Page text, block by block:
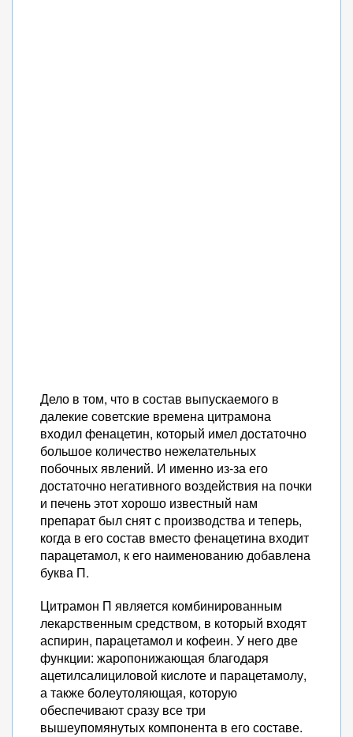
Дело в том, что в состав выпускаемого в
далекие советские времена цитрамона
входил фенацетин, который имел достаточно
большое количество нежелательных
побочных явлений. И именно из-за его
достаточно негативного воздействия на почки
и печень этот хорошо известный нам
препарат был снят с производства и теперь,
когда в его состав вместо фенацетина входит
парацетамол, к его наименованию добавлена
буква П.
Цитрамон П является комбинированным
лекарственным средством, в который входят
аспирин, парацетамол и кофеин. У него две
функции: жаропонижающая благодаря
ацетилсалициловой кислоте и парацетамолу,
а также болеутоляющая, которую
обеспечивают сразу все три
вышеупомянутых компонента в его составе.